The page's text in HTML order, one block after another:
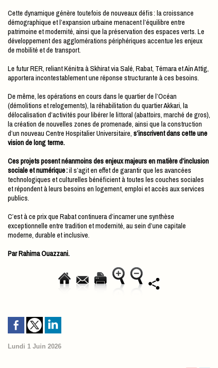
Cette dynamique génère toutefois de nouveaux défis : la croissance
démographique et l’expansion urbaine menacent l’équilibre entre
patrimoine et modernité, ainsi que la préservation des espaces verts. Le
développement des agglomérations périphériques accentue les enjeux
de mobilité et de transport.
Le futur RER, reliant Kénitra à Skhirat via Salé, Rabat, Témara et Aïn Attig,
apportera incontestablement une réponse structurante à ces besoins.
De même, les opérations en cours dans le quartier de l’Océan
(démolitions et relogements), la réhabilitation du quartier Akkari, la
délocalisation d’activités pour libérer le littoral (abattoirs, marché de gros),
la création de nouvelles zones de promenade, ainsi que la construction
d’un nouveau Centre Hospitalier Universitaire,s’inscrivent dans cette une
vision de long terme.
Ces projets posent néanmoins des enjeux majeurs en matière d’inclusion
sociale et numérique :il s’agit en effet de garantir que les avancées
technologiques et culturelles bénéficient à toutes les couches sociales
et répondent à leurs besoins en logement, emploi et accès aux services
publics.
C’est à ce prix que Rabat continuera d’incarner une synthèse
exceptionnelle entre tradition et modernité, au sein d’une capitale
moderne, durable et inclusive.
Par Rahima Ouazzani.
Lundi 1 Juin 2026